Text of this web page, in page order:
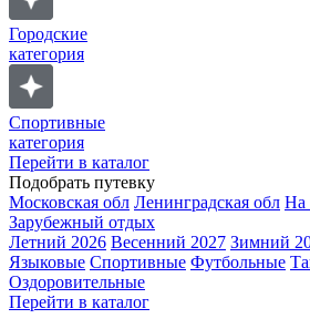
Городские
категория
Спортивные
категория
Перейти в каталог
Подобрать путевку
Московская обл Ленинградская обл На
Зарубежный отдых
Летний 2026 Весенний 2027 Зимний
Языковые Спортивные Футбольные
Оздоровительные
Перейти в каталог